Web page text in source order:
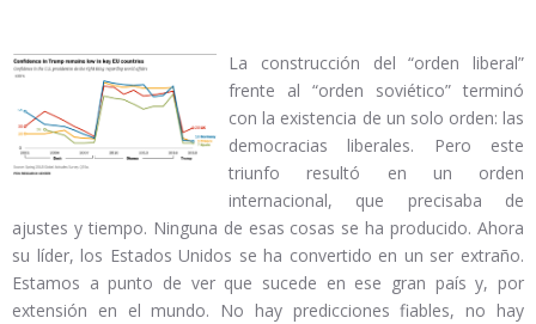
La construcción del “orden liberal”
frente al “orden soviético” terminó
con la existencia de un solo orden: las
democracias liberales. Pero este
triunfo resultó en un orden
internacional, que precisaba de
ajustes y tiempo. Ninguna de esas cosas se ha producido. Ahora
su líder, los Estados Unidos se ha convertido en un ser extraño.
Estamos a punto de ver que sucede en ese gran país y, por
extensión en el mundo. No hay predicciones fiables, no hay